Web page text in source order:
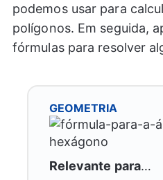
podemos usar para
polígonos. Em seguida,
fórmulas para resolver
GEOMETRIA
Relevante para…